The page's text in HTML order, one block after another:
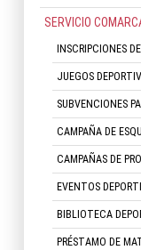
SERVICIO
INSCRIPCIONES
JUEGOS
SUBVENCIONES
CAMPAÑA DE
CAMPAÑAS DE
EVENTOS
BIBLIOTECA
PRÉSTAMO DE